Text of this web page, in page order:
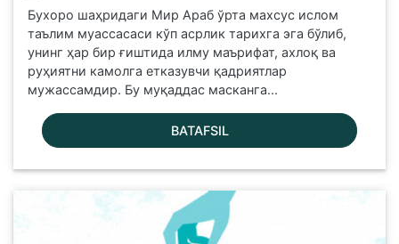
Бухоро шаҳридаги Мир Араб ўрта махсус ислом
таълим муассасаси кўп асрлик тарихга эга бўлиб,
унинг ҳар бир ғиштида илму маърифат, ахлоқ ва
руҳиятни камолга етказувчи қадриятлар
мужассамдир. Бу муқаддас масканга...
BATAFSIL